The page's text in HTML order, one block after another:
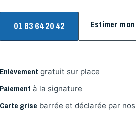
01 83 64 20 42 Estimer
Enlèvement gratuit sur place
Paiement à la signature
Carte grise barrée et déclarée par